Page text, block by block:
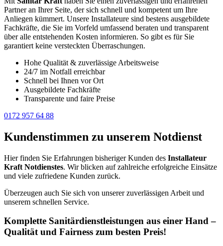
Partner an Ihrer Seite, der sich schnell und kompetent um Ihre
Anliegen kümmert. Unsere Installateure sind bestens ausgebildete
Fachkräfte, die Sie im Vorfeld umfassend beraten und transparent
über alle entstehenden Kosten informieren. So gibt es für Sie
garantiert keine versteckten Überraschungen.
Hohe Qualität & zuverlässige Arbeitsweise
24/7 im Notfall erreichbar
Schnell bei Ihnen vor Ort
Ausgebildete Fachkräfte
Transparente und faire Preise
0172 957 64 88
Kundenstimmen zu unserem Notdienst
Hier finden Sie Erfahrungen bisheriger Kunden des Installateur
Kraft Notdienstes. Wir blicken auf zahlreiche erfolgreiche Einsätze
und viele zufriedene Kunden zurück.
Überzeugen auch Sie sich von unserer zuverlässigen Arbeit und
unserem schnellen Service.
Komplette Sanitärdienstleistungen aus einer Hand –
Qualität und Fairness zum besten Preis!